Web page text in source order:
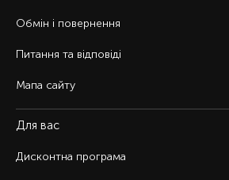
Обмін і повернення
Питання та відповіді
Мапа сайту
Для вас
Дисконтна програма